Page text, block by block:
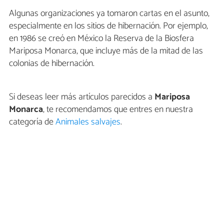
Algunas organizaciones ya tomaron cartas en el asunto,
especialmente en los sitios de hibernación. Por ejemplo,
en 1986 se creó en México la Reserva de la Biosfera
Mariposa Monarca, que incluye más de la mitad de las
colonias de hibernación.
Si deseas leer más artículos parecidos a Mariposa
Monarca, te recomendamos que entres en nuestra
categoría deAnimales salvajes.